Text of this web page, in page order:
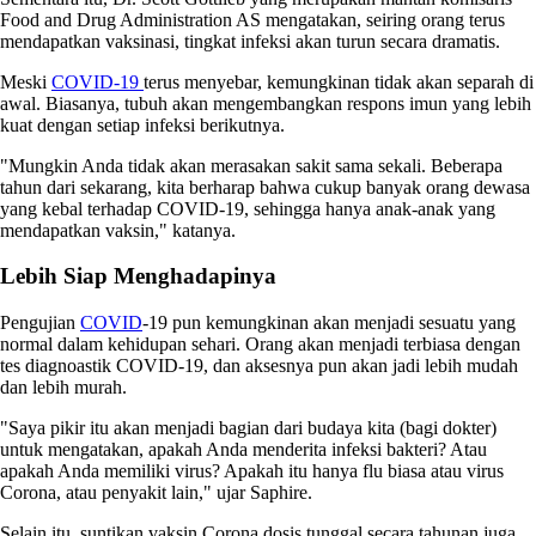
Food and Drug Administration AS mengatakan, seiring orang terus
mendapatkan vaksinasi, tingkat infeksi akan turun secara dramatis.
Meski COVID-19 terus menyebar, kemungkinan tidak akan separah di
awal. Biasanya, tubuh akan mengembangkan respons imun yang lebih
kuat dengan setiap infeksi berikutnya.
"Mungkin Anda tidak akan merasakan sakit sama sekali. Beberapa
tahun dari sekarang, kita berharap bahwa cukup banyak orang dewasa
yang kebal terhadap COVID-19, sehingga hanya anak-anak yang
mendapatkan vaksin," katanya.
Lebih Siap Menghadapinya
Pengujian COVID-19 pun kemungkinan akan menjadi sesuatu yang
normal dalam kehidupan sehari. Orang akan menjadi terbiasa dengan
tes diagnoastik COVID-19, dan aksesnya pun akan jadi lebih mudah
dan lebih murah.
"Saya pikir itu akan menjadi bagian dari budaya kita (bagi dokter)
untuk mengatakan, apakah Anda menderita infeksi bakteri? Atau
apakah Anda memiliki virus? Apakah itu hanya flu biasa atau virus
Corona, atau penyakit lain," ujar Saphire.